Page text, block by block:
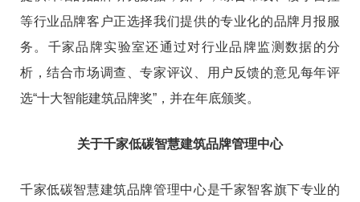
等行业品牌客户正选择我们提供的专业化的品牌月报服
务。千家品牌实验室还通过对行业品牌监测数据的分
析，结合市场调查、专家评议、用户反馈的意见每年评
选“十大智能建筑品牌奖”，并在年底颁奖。
关于千家低碳智慧建筑品牌管理中心
千家低碳智慧建筑品牌管理中心是千家智客旗下专业的